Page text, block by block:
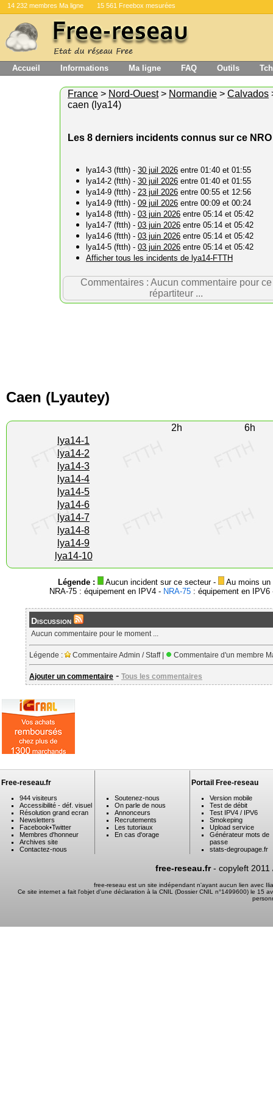
14 232 membres Ma ligne 15 561 Freebox mesurées
Accueil Informations Ma ligne FAQ Outils
France > Nord-Ouest> Normandie > Calvados
caen (lya14)
Les 8 derniers incidents connus sur ce NRO
lya14-3 (ftth) - 30 juil 2026 entre 01:40 et 01:55
lya14-2 (ftth) - 30 juil 2026 entre 01:40 et 01:55
lya14-9 (ftth) - 23 juil 2026 entre 00:55 et 12:56
lya14-9 (ftth) - 09 juil 2026 entre 00:09 et 00:24
lya14-8 (ftth) - 03 juin 2026 entre 05:14 et 05:42
lya14-7 (ftth) - 03 juin 2026 entre 05:14 et 05:42
lya14-6 (ftth) - 03 juin 2026 entre 05:14 et 05:42
lya14-5 (ftth) - 03 juin 2026 entre 05:14 et 05:42
Afficher tous les incidents de lya14-FTTH
Commentaires : Aucun commentaire pour ce
répartiteur ...
Caen (Lyautey)
2h
6h
lya14-1
lya14-2
lya14-3
lya14-4
lya14-5
lya14-6
lya14-7
lya14-8
lya14-9
lya14-10
Légende : Aucun incident sur ce secteur -
Au moins
NRA-75 : équipement en IPV4 - NRA-75 : équipement en
Discussion
Aucun commentaire pour le moment ...
Légende : Commentaire Admin / Staff | Commentaire d'un membre
Ajouter un commentaire - Tous les commentaires
Free-reseau.fr
944 visiteurs
Accessibilité - déf. visuel
Résolution grand ecran
Newsletters
Facebook•Twitter
Membres d'honneur
Archives site
Contactez-nous
Soutenez-nous
On parle de nous
Annonceurs
Recrutements
Les tutoriaux
En cas d'orage
Portail Free-reseau
Version mobile
Test de débit
Test IPV4 / IPV6
Smokeping
Upload service
Générateur mots de
passe
stats-degroupage.fr
free-reseau.fr- copyleft 2011
free-reseau est un site indépendant n'ayant aucun lien avec
Ce site internet a fait l'objet d'une déclaration à la CNIL (Dossier CNIL n°1499600) le 15